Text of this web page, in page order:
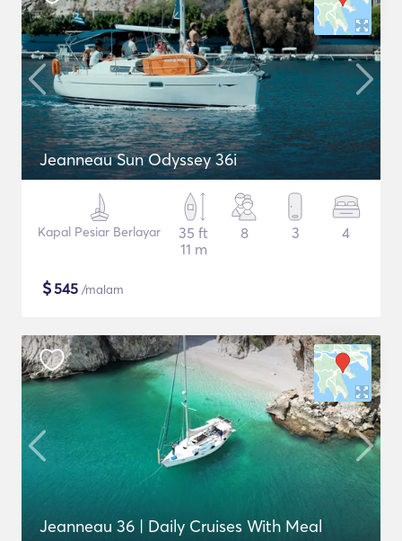
Jeanneau Sun Odyssey 36i
Kapal Pesiar Berlayar
35 ft
11 m
8 3 4
$545 /malam
Jeanneau 36 | Daily Cruises With Meal